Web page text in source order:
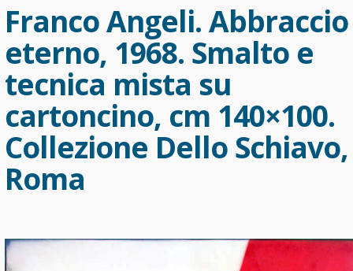
Franco Angeli. Abbraccio
eterno, 1968. Smalto e
tecnica mista su
cartoncino, cm 140×100.
Collezione Dello Schiavo,
Roma